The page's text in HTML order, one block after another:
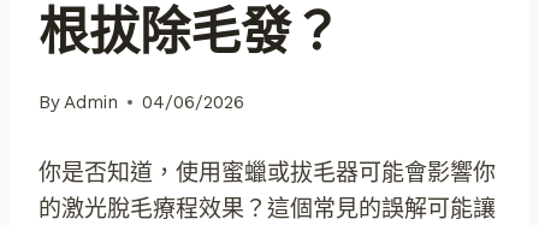
根拔除毛發？
ByAdmin 04/06/2026
你是否知道，使用蜜蠟或拔毛器可能會影響你
的激光脫毛療程效果？這個常見的誤解可能讓